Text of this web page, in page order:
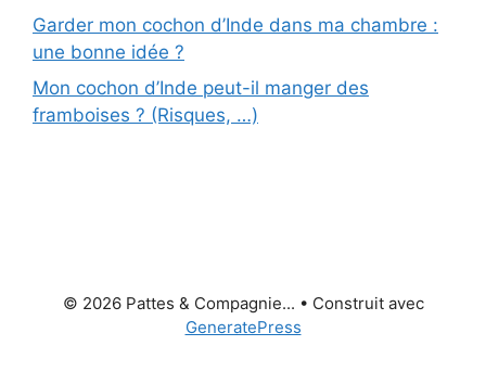
Garder mon cochon d’Inde dans ma chambre :
une bonne idée ?
Mon cochon d’Inde peut-il manger des
framboises ? (Risques, …)
© 2026 Pattes & Compagnie... • Construit avec
GeneratePress